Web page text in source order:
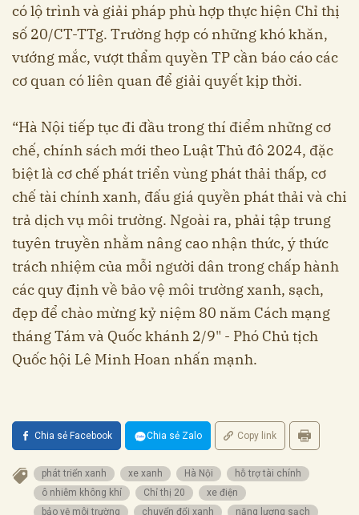
có lộ trình và giải pháp phù hợp thực hiện Chỉ thị
số 20/CT-TTg. Trường hợp có những khó khăn,
vướng mắc, vượt thẩm quyền TP cần báo cáo các
cơ quan có liên quan để giải quyết kịp thời.
“Hà Nội tiếp tục đi đầu trong thí điểm những cơ
chế, chính sách mới theo Luật Thủ đô 2024, đặc
biệt là cơ chế phát triển vùng phát thải thấp, cơ
chế tài chính xanh, đấu giá quyền phát thải và chi
trả dịch vụ môi trường. Ngoài ra, phải tập trung
tuyên truyền nhằm nâng cao nhận thức, ý thức
trách nhiệm của mỗi người dân trong chấp hành
các quy định về bảo vệ môi trường xanh, sạch,
đẹp để chào mừng kỷ niệm 80 năm Cách mạng
tháng Tám và Quốc khánh 2/9" - Phó Chủ tịch
Quốc hội Lê Minh Hoan nhấn mạnh.
Chia sẻ Facebook Chia sẻ Zalo Copy link
phát triển xanh xe xanh Hà Nội
hỗ trợ tài chính
ô nhiễm không khí
Chỉ thị 20
xe điện
bảo vệ môi trường
chuyển đổi xanh năng lượng sạch